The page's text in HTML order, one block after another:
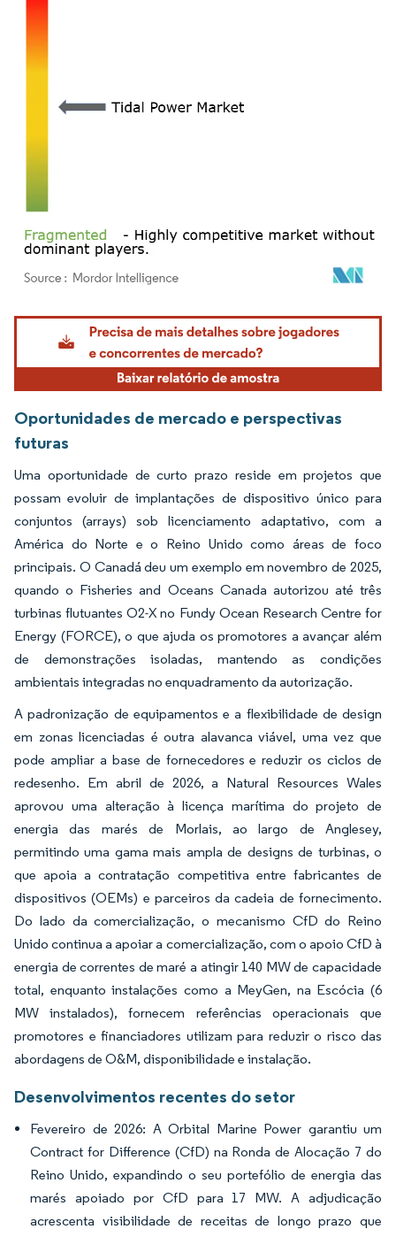
Imagem © Mordor Intelligence. O reuso requer atribuição conforme CC BY 4.0.
Oportunidades de mercado e perspectivas
futuras
Uma oportunidade de curto prazo reside em projetos que
possam evoluir de implantações de dispositivo único para
conjuntos (arrays) sob licenciamento adaptativo, com a
América do Norte e o Reino Unido como áreas de foco
principais. O Canadá deu um exemplo em novembro de 2025,
quando o Fisheries and Oceans Canada autorizou até três
turbinas flutuantes O2-X no Fundy Ocean Research Centre for
Energy (FORCE), o que ajuda os promotores a avançar além
de demonstrações isoladas, mantendo as condições
ambientais integradas no enquadramento da autorização.
A padronização de equipamentos e a flexibilidade de design
em zonas licenciadas é outra alavanca viável, uma vez que
pode ampliar a base de fornecedores e reduzir os ciclos de
redesenho. Em abril de 2026, a Natural Resources Wales
aprovou uma alteração à licença marítima do projeto de
energia das marés de Morlais, ao largo de Anglesey,
permitindo uma gama mais ampla de designs de turbinas, o
que apoia a contratação competitiva entre fabricantes de
dispositivos (OEMs) e parceiros da cadeia de fornecimento.
Do lado da comercialização, o mecanismo CfD do Reino
Unido continua a apoiar a comercialização, com o apoio CfD à
energia de correntes de maré a atingir 140 MW de capacidade
total, enquanto instalações como a MeyGen, na Escócia (6
MW instalados), fornecem referências operacionais que
promotores e financiadores utilizam para reduzir o risco das
abordagens de O&M, disponibilidade e instalação.
Desenvolvimentos recentes do setor
Fevereiro de 2026: A Orbital Marine Power garantiu um
Contract for Difference (CfD) na Ronda de Alocação 7 do
Reino Unido, expandindo o seu portefólio de energia das
marés apoiado por CfD para 17 MW. A adjudicação
acrescenta visibilidade de receitas de longo prazo que